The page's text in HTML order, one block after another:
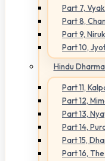
Part 7,
Part 8,
Part 9,
Part 10,
Hindu Dharma
Part 11,
Part 12,
Part 13,
Part 14,
Part 15,
Part 16,